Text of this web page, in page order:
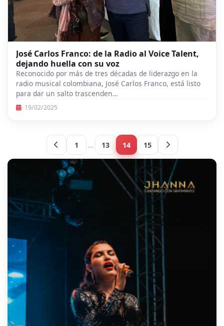
José Carlos Franco: de la Radio al Voice Talent,
dejando huella con su voz
Reconocido por más de tres décadas de liderazgo en la
radio musical colombiana, José Carlos Franco, está listo
para dar un salto trascenden…
19/02/2025
1 … 13 14 15